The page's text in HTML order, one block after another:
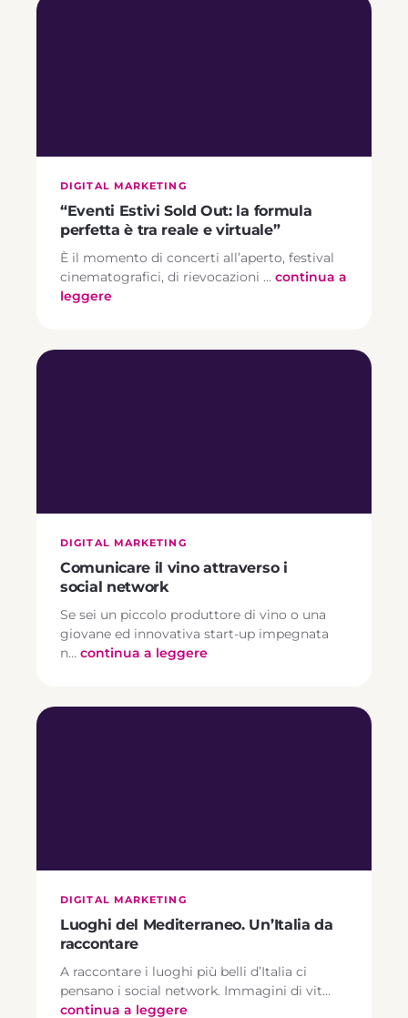
DIGITAL MARKETING
“Eventi Estivi Sold Out: la formula
perfetta è tra reale e virtuale”
È il momento di concerti all’aperto, festival
cinematografici, di rievocazioni … continua a
leggere
DIGITAL MARKETING
Comunicare il vino attraverso i
social network
Se sei un piccolo produttore di vino o una
giovane ed innovativa start-up impegnata
n… continua a leggere
DIGITAL MARKETING
Luoghi del Mediterraneo. Un’Italia da
raccontare
A raccontare i luoghi più belli d’Italia ci
pensano i social network. Immagini di vit…
continua a leggere